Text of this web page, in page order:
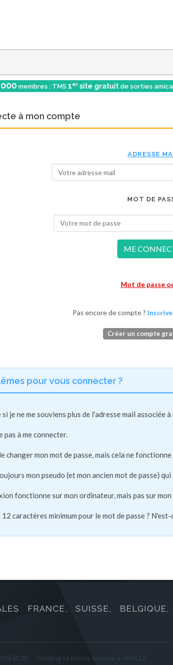
membres : TMS 1er site gratuit de sorties
à mon compte
ADRESSE
MOT DE
ME
Mot de passe
Pas encore de compte ?
Créer un compte
pour vous connecter ?
je ne me souviens plus de l'adresse mail associée à
pas à me connecter.
changer mon mot de passe, mais cela ne fonctionne
mon pseudo (et mon ancien mot de passe)
fonctionne sur mon ordinateur, mais pas sur
caractères minimum pour le mot de passe ? N'est-
FRANCE, SUISSE, BELGIQUE,
bowling et bonne humeur à AMILLY